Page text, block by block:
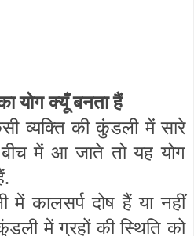
योग क्यूँ बनता हैं
व्यक्ति की कुंडली में सारे
में आ जाते तो यह योग
में कालसर्प दोष हैं या नहीं
में ग्रहों की स्थिति को